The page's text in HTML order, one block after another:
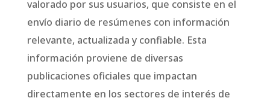
valorado por sus usuarios, que consiste en el
envío diario de resúmenes con información
relevante, actualizada y confiable. Esta
información proviene de diversas
publicaciones oficiales que impactan
directamente en los sectores de interés de